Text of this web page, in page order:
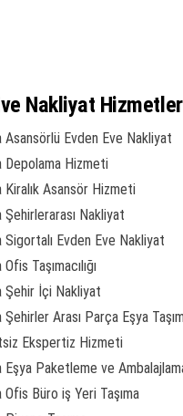
Nakliyat
Asansörlü Evden Eve Nakliyat
Depolama Hizmeti
Kiralık Asansör Hizmeti
Şehirlerarası Nakliyat
Sigortalı Evden Eve Nakliyat
Ofis Taşımacılığı
Şehir İçi Nakliyat
Şehirler Arası Parça Eşya
Ekspertiz Hizmeti
Eşya Paketleme ve
Ofis Büro iş Yeri Taşıma